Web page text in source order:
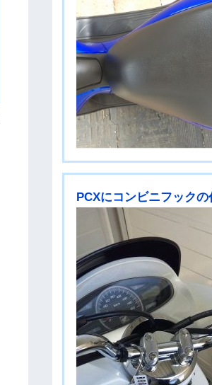
PCXにコンビニフックの